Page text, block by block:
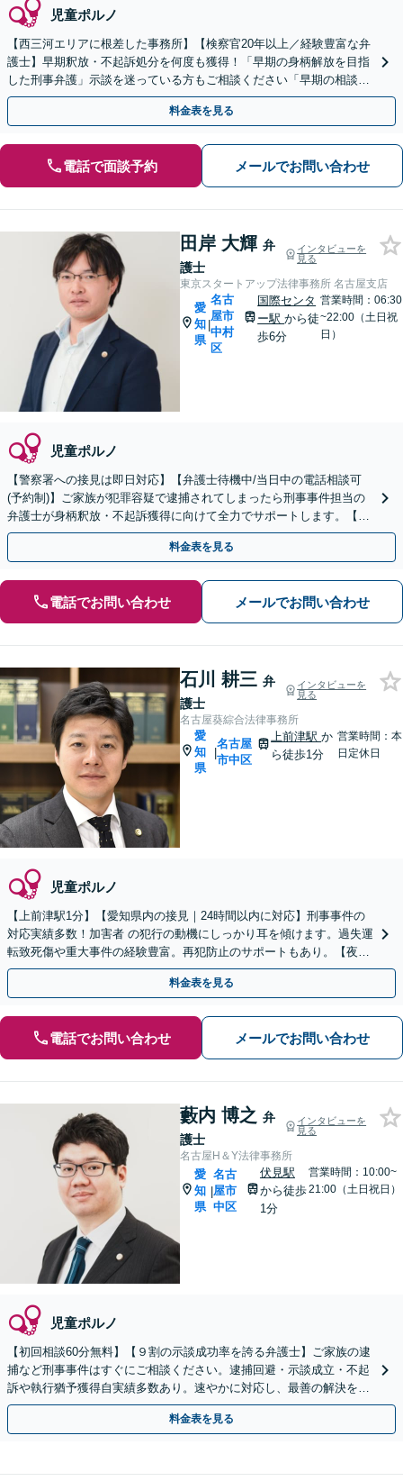
児童ポルノ
【西三河エリアに根差した事務所】【検察官20年以上／経験豊富な弁
護士】早期釈放・不起訴処分を何度も獲得！「早期の身柄解放を目指
した刑事弁護」示談を迷っている方もご相談ください「早期の相談で
結果が変わる」【当日/夜間/土日対応可】
料金表を見る
電話で面談予約 メールでお問い合わせ
田岸 大輝 弁
護士
インタビューを
見る
東京スタートアップ法律事務所 名古屋支店
愛
知
県
|
名古
屋市
中村
区
国際センタ
ー駅から徒
歩6分
営業時間：06:30
~22:00（土日祝
日）
児童ポルノ
【警察署への接見は即日対応】【弁護士待機中/当日中の電話相談可
(予約制)】ご家族が犯罪容疑で逮捕されてしまったら刑事事件担当の
弁護士が身柄釈放・不起訴獲得に向けて全力でサポートします。【毎
月100名以上の相談実績】【愛知エリア対応】
料金表を見る
電話でお問い合わせ メールでお問い合わせ
石川 耕三 弁
護士
インタビューを
見る
名古屋葵綜合法律事務所
愛
知
県
|
名古屋
市中区
上前津駅か
ら徒歩1分
営業時間：本
日定休日
児童ポルノ
【上前津駅1分】【愛知県内の接見｜24時間以内に対応】刑事事件の
対応実績多数！加害者 の犯行の動機にしっかり耳を傾けます。過失運
転致死傷や重大事件の経験豊富。再犯防止のサポートもあり。【夜間
面談可能】【オンライン相談可能】
料金表を見る
電話でお問い合わせ メールでお問い合わせ
藪内 博之 弁
護士
インタビューを
見る
名古屋H＆Y法律事務所
愛
知
県
|
名古
屋市
中区
伏見駅
から徒歩
1分
営業時間：10:00~
21:00（土日祝日）
児童ポルノ
【初回相談60分無料】【９割の示談成功率を誇る弁護士】ご家族の逮
捕など刑事事件はすぐにご相談ください。逮捕回避・示談成立・不起
訴や執行猶予獲得自実績多数あり。速やかに対応し、最善の解決を目
指します。【当日・夜間や土日祝対応可】【伏見駅１分】
料金表を見る